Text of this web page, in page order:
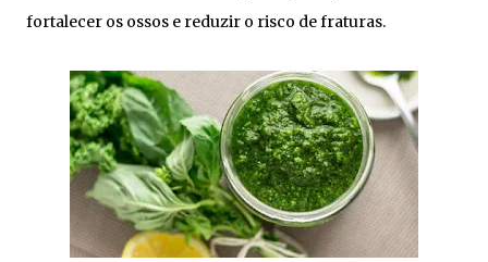
fortalecer os ossos e reduzir o risco de fraturas.